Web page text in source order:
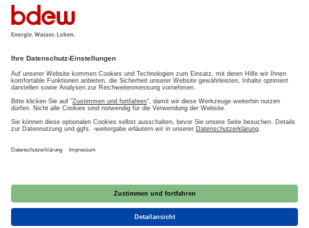
Zum Mitgliederbereich
LOGIN
2026 BDEW
Impressum|Datenschutz